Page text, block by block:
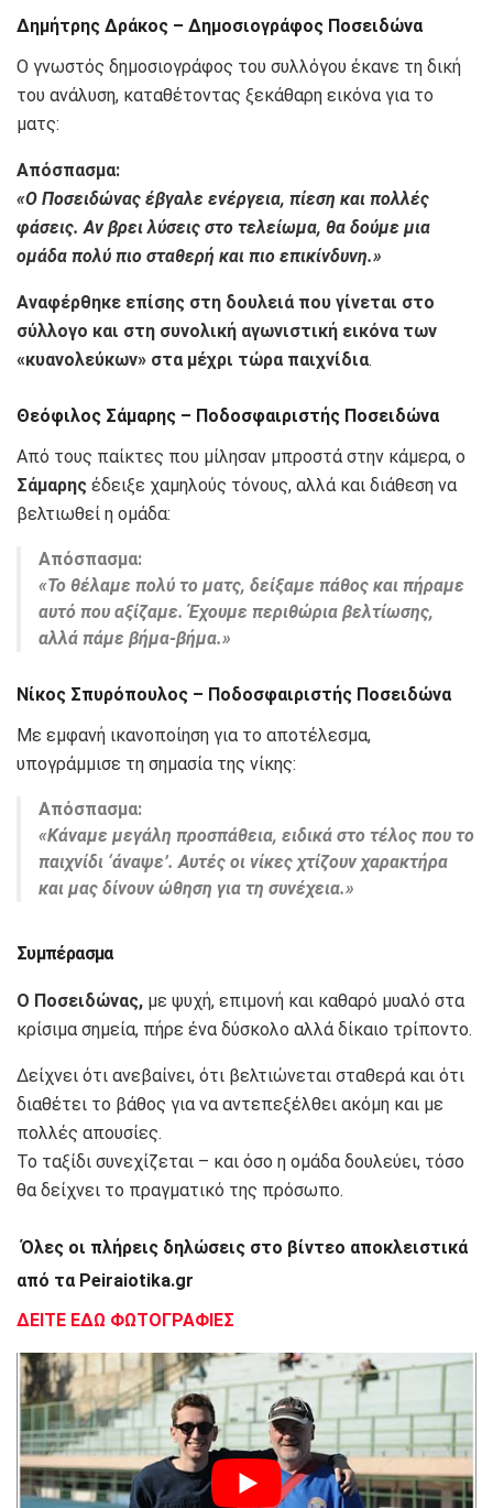
Δημήτρης Δράκος – Δημοσιογράφος Ποσειδώνα
Ο γνωστός δημοσιογράφος του συλλόγου έκανε τη δική
του ανάλυση, καταθέτοντας ξεκάθαρη εικόνα για το
ματς:
Απόσπασμα:
«Ο Ποσειδώνας έβγαλε ενέργεια, πίεση και πολλές
φάσεις. Αν βρει λύσεις στο τελείωμα, θα δούμε μια
ομάδα πολύ πιο σταθερή και πιο επικίνδυνη.»
Αναφέρθηκε επίσης στη δουλειά που γίνεται στο
σύλλογο και στη συνολική αγωνιστική εικόνα των
«κυανολεύκων» στα μέχρι τώρα παιχνίδια.
Θεόφιλος Σάμαρης – Ποδοσφαιριστής Ποσειδώνα
Από τους παίκτες που μίλησαν μπροστά στην κάμερα, ο
Σάμαρης έδειξε χαμηλούς τόνους, αλλά και διάθεση να
βελτιωθεί η ομάδα:
Απόσπασμα:
«Το θέλαμε πολύ το ματς, δείξαμε πάθος και πήραμε
αυτό που αξίζαμε. Έχουμε περιθώρια βελτίωσης,
αλλά πάμε βήμα-βήμα.»
Νίκος Σπυρόπουλος – Ποδοσφαιριστής Ποσειδώνα
Με εμφανή ικανοποίηση για το αποτέλεσμα,
υπογράμμισε τη σημασία της νίκης:
Απόσπασμα:
«Κάναμε μεγάλη προσπάθεια, ειδικά στο τέλος που το
παιχνίδι ‘άναψε’. Αυτές οι νίκες χτίζουν χαρακτήρα
και μας δίνουν ώθηση για τη συνέχεια.»
Συμπέρασμα
Ο Ποσειδώνας, με ψυχή, επιμονή και καθαρό μυαλό στα
κρίσιμα σημεία, πήρε ένα δύσκολο αλλά δίκαιο τρίποντο.
Δείχνει ότι ανεβαίνει, ότι βελτιώνεται σταθερά και ότι
διαθέτει το βάθος για να αντεπεξέλθει ακόμη και με
πολλές απουσίες.
Το ταξίδι συνεχίζεται – και όσο η ομάδα δουλεύει, τόσο
θα δείχνει το πραγματικό της πρόσωπο.
Όλες οι πλήρεις δηλώσεις στο βίντεο αποκλειστικά
από τα Peiraiotika.gr
ΔΕΙΤΕ ΕΔΩ ΦΩΤΟΓΡΑΦΙΕΣ